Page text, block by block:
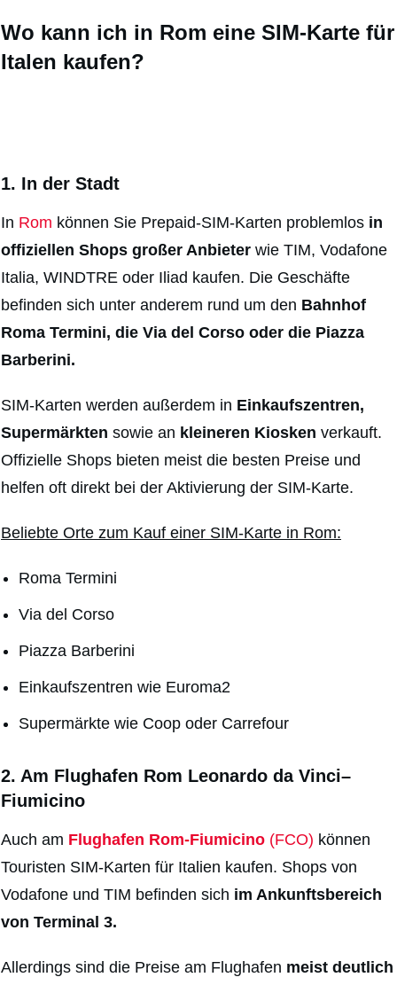
Wo kann ich in Rom eine SIM-Karte für
Italen kaufen?
1. In der Stadt
In Rom können Sie Prepaid-SIM-Karten problemlos in
offiziellen Shops großer Anbieter wie TIM, Vodafone
Italia, WINDTRE oder Iliad kaufen. Die Geschäfte
befinden sich unter anderem rund um den Bahnhof
Roma Termini, die Via del Corso oder die Piazza
Barberini.
SIM-Karten werden außerdem in Einkaufszentren,
Supermärkten sowie an kleineren Kiosken verkauft.
Offizielle Shops bieten meist die besten Preise und
helfen oft direkt bei der Aktivierung der SIM-Karte.
Beliebte Orte zum Kauf einer SIM-Karte in Rom:
Roma Termini
Via del Corso
Piazza Barberini
Einkaufszentren wie Euroma2
Supermärkte wie Coop oder Carrefour
2. Am Flughafen Rom Leonardo da Vinci–
Fiumicino
Auch am Flughafen Rom-Fiumicino (FCO) können
Touristen SIM-Karten für Italien kaufen. Shops von
Vodafone und TIM befinden sich im Ankunftsbereich
von Terminal 3.
Allerdings sind die Preise am Flughafen meist deutlich